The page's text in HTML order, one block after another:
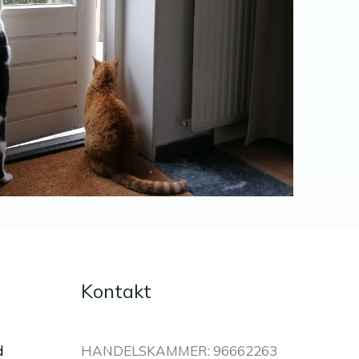
Kontakt
HANDELSKAMMER: 96662263